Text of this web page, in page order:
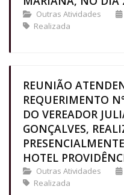
Outras Atividades
Realizada
REUNIÃO
REQUERIMENTO
DO VEREADOR
GONÇALVES,
HOTEL
Outras Atividades
Realizada